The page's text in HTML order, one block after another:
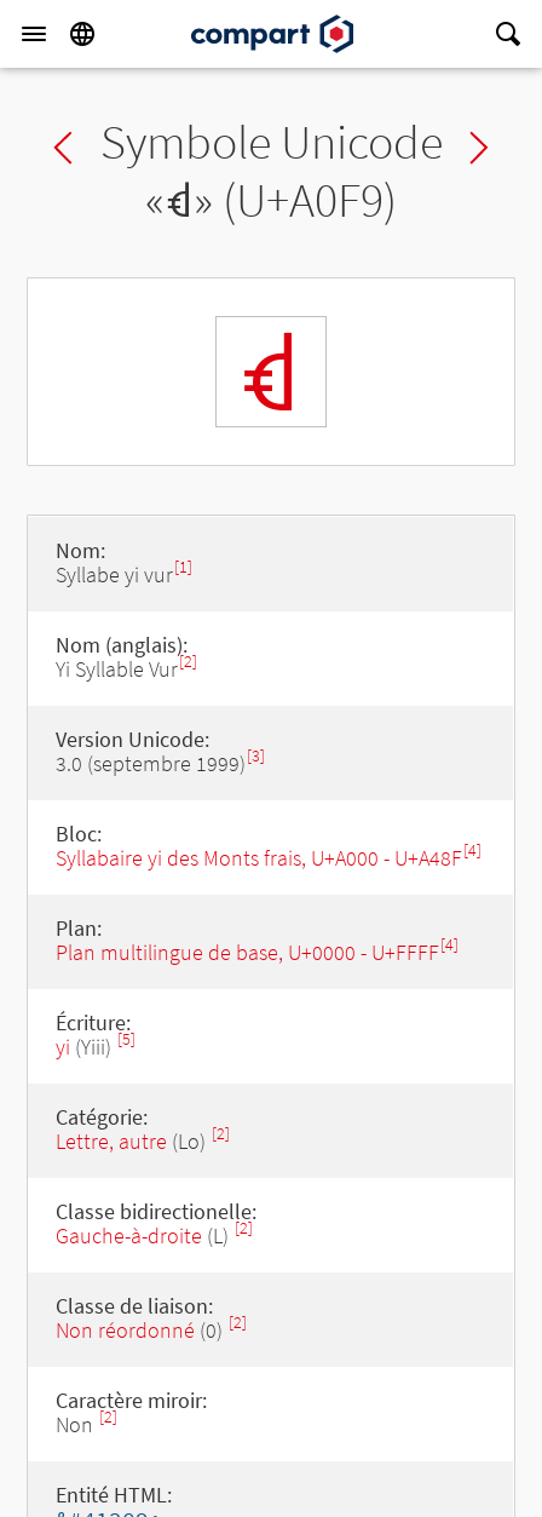
Previous char
Symbole Unicode
«ꃹ» (U+A0F9)
ꃹ
Nom:
Syllabe yi vur[1]
Nom (anglais):
Yi Syllable Vur[2]
Version Unicode:
3.0 (septembre 1999)[3]
Bloc:
Syllabaire yi des Monts frais, U+A000 - U+A48F[4]
Plan:
Plan multilingue de base, U+0000 - U+FFFF[4]
Écriture:
yi (Yiii) [5]
Catégorie:
Lettre, autre (Lo) [2]
Classe bidirectionelle:
Gauche-à-droite (L) [2]
Classe de liaison:
Non réordonné (0) [2]
Caractère miroir:
Non [2]
Entité HTML: